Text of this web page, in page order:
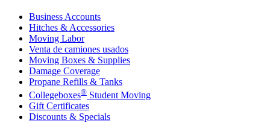
Business Accounts
Hitches & Accessories
Moving Labor
Venta de camiones usados
Moving Boxes & Supplies
Damage Coverage
Propane Refills & Tanks
Collegeboxes® Student Moving
Gift Certificates
Discounts & Specials